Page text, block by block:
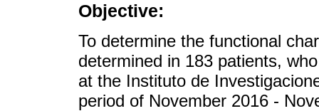
Objective:
To determine the functional
determined in 183 patients,
at the Instituto de
period of November 2016 -